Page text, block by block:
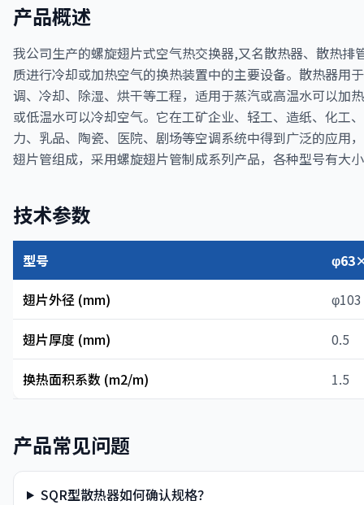
产品概述
我公司生产的螺旋翅片式空气热交换器,又名散热器、散热排
质进行冷却或加热空气的换热装置中的主要设备。散热器用
调、冷却、除湿、烘干等工程，适用于蒸汽或高温水可以加
或低温水可以冷却空气。它在工矿企业、轻工、造纸、化工
力、乳品、陶瓷、医院、剧场等空调系统中得到广泛的应用
翅片管组成，采用螺旋翅片管制成系列产品，各种型号有大
技术参数
型号
翅片外径 (mm)
φ103
翅片厚度 (mm) 0.5
换热面积系数 (m2/m) 1.5
产品常见问题
SQR型散热器如何确认规格？